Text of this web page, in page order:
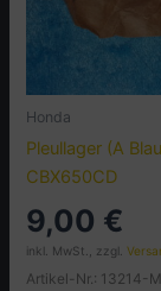
Honda
Pleullager (A
CBX650CD
9,00 €
inkl. MwSt., zzgl.
Artikel-Nr.: 13214-